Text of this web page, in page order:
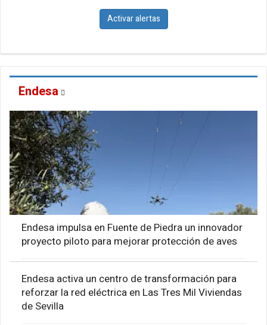
Activar alertas
Endesa
Endesa impulsa en Fuente de Piedra un innovador
proyecto piloto para mejorar protección de aves
Endesa activa un centro de transformación para
reforzar la red eléctrica en Las Tres Mil Viviendas
de Sevilla